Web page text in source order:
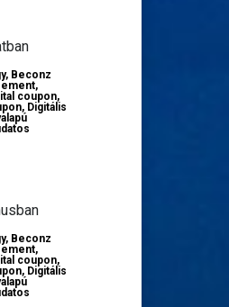
, Beconz
,
coupon,
, Digitális
, Beconz
,
coupon,
, Digitális